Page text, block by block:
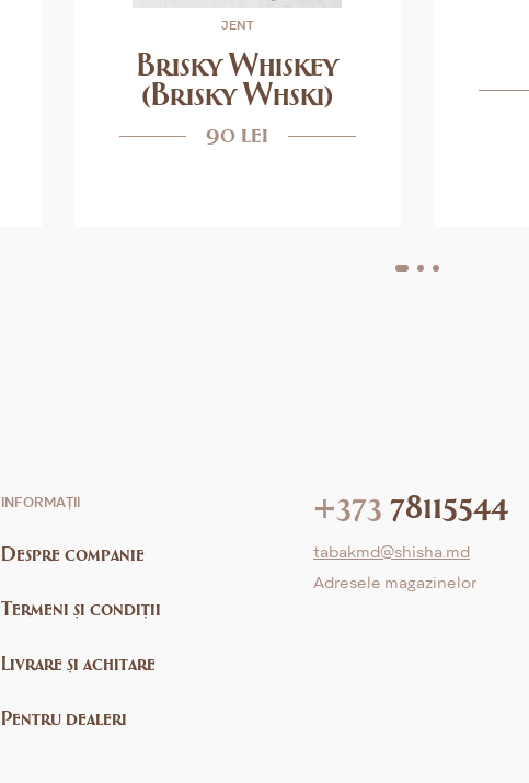
JENT
Brisky Whiskey
(Brisky Whski)
90 lei
INFORMAȚII
Despre companie
Termeni și condiții
Livrare și achitare
Pentru dealeri
+373 78115544
tabakmd@shisha.md
Adresele magazinelor